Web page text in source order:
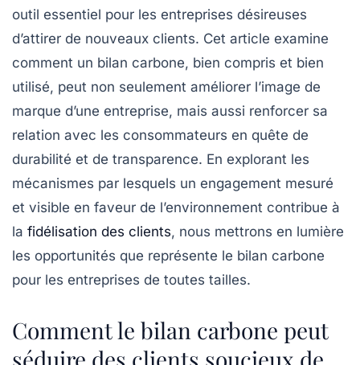
outil essentiel pour les entreprises désireuses
d’attirer de nouveaux clients. Cet article examine
comment un bilan carbone, bien compris et bien
utilisé, peut non seulement améliorer l’image de
marque d’une entreprise, mais aussi renforcer sa
relation avec les consommateurs en quête de
durabilité et de transparence. En explorant les
mécanismes par lesquels un engagement mesuré
et visible en faveur de l’environnement contribue à
la fidélisation des clients, nous mettrons en lumière
les opportunités que représente le bilan carbone
pour les entreprises de toutes tailles.
Comment le bilan carbone peut